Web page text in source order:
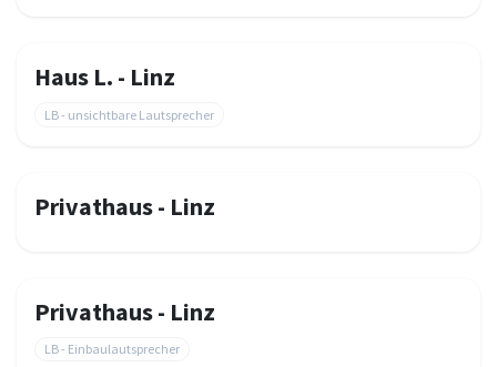
Haus L. - Linz
LB - unsichtbare Lautsprecher
Privathaus - Linz
Privathaus - Linz
LB - Einbaulautsprecher